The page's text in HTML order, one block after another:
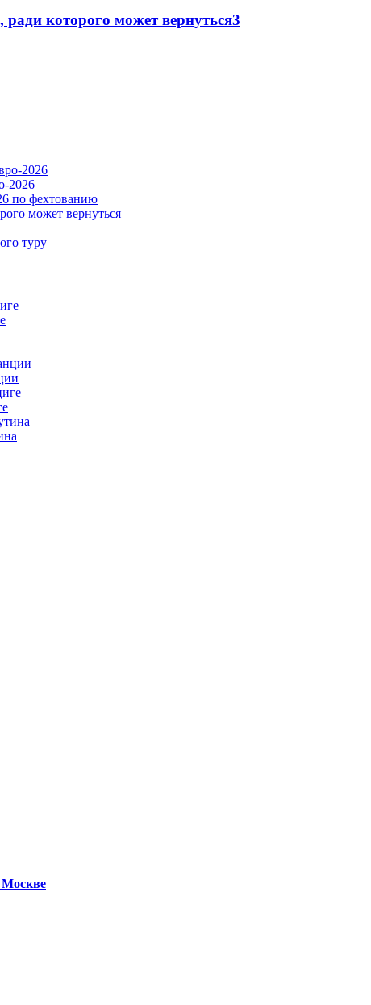
которого может вернуться3
2026
по фехтованию
может вернуться
туру
Москве